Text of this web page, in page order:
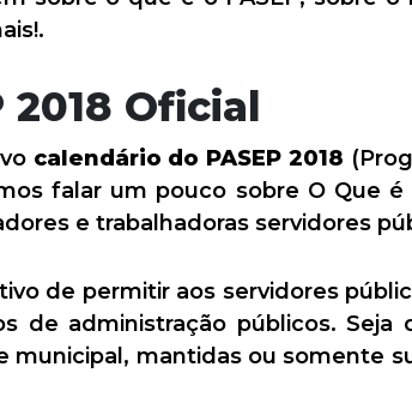
2018 Oficial
calendário do PASEP 2018
falar um pouco sobre O Que
e trabalhadoras servidores
de permitir aos servidores
de administração públicos.
mantidas ou somente